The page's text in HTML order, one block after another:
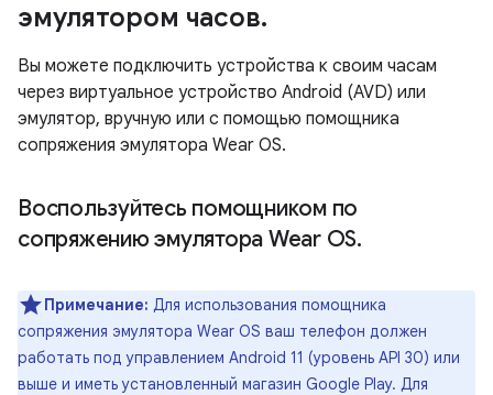
эмулятором часов.
Вы можете подключить устройства к своим часам
через виртуальное устройство Android (AVD) или
эмулятор, вручную или с помощью помощника
сопряжения эмулятора Wear OS.
Воспользуйтесь помощником по
сопряжению эмулятора Wear OS.
Примечание: Для использования помощника
сопряжения эмулятора Wear OS ваш телефон должен
работать под управлением Android 11 (уровень API 30) или
выше и иметь установленный магазин Google Play. Для